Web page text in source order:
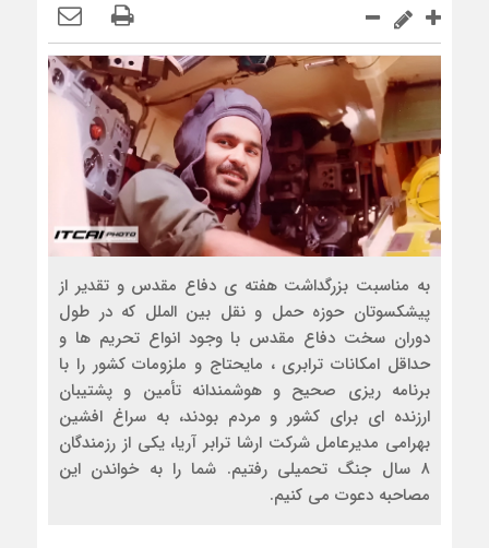
به مناسبت بزرگداشت هفته ی دفاع مقدس و تقدیر از
پیشکسوتان حوزه حمل و نقل بین الملل که در طول
دوران سخت دفاع مقدس با وجود انواع تحریم ها و
حداقل امکانات ترابری ، مایحتاج و ملزومات کشور را با
برنامه ریزی صحیح و هوشمندانه تأمین و پشتیبان
ارزنده ای برای کشور و مردم بودند، به سراغ افشین
بهرامی مدیرعامل شرکت ارشا ترابر آریا، یکی از رزمندگان
۸ سال جنگ تحمیلی رفتیم. شما را به خواندن این
مصاحبه دعوت می کنیم.